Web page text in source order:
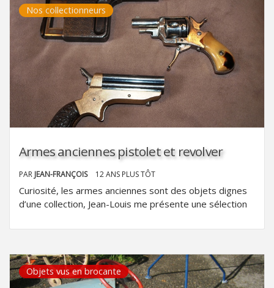
Nos collectionneurs
Armes anciennes pistolet et revolver
PAR JEAN-FRANÇOIS 12 ANS PLUS TÔT
Curiosité, les armes anciennes sont des objets dignes
d’une collection, Jean-Louis me présente une sélection
Objets vus en brocante